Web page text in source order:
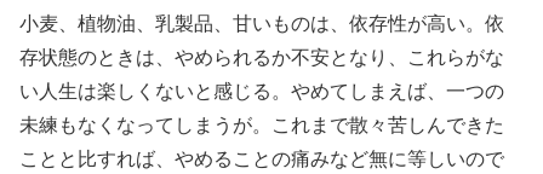
小麦、植物油、乳製品、甘いものは、依存性が高い。依
存状態のときは、やめられるか不安となり、これらがな
い人生は楽しくないと感じる。やめてしまえば、一つの
未練もなくなってしまうが。これまで散々苦しんできた
ことと比すれば、やめることの痛みなど無に等しいので